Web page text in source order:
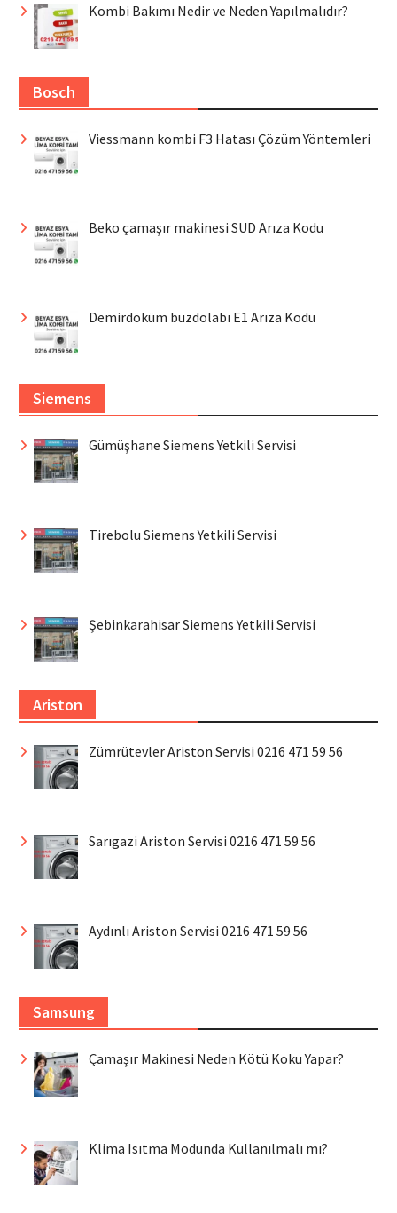
Kombi Bakımı Nedir ve Neden Yapılmalıdır?
Bosch
Viessmann kombi F3 Hatası Çözüm Yöntemleri
Beko çamaşır makinesi SUD Arıza Kodu
Demirdöküm buzdolabı E1 Arıza Kodu
Siemens
Gümüşhane Siemens Yetkili Servisi
Tirebolu Siemens Yetkili Servisi
Şebinkarahisar Siemens Yetkili Servisi
Ariston
Zümrütevler Ariston Servisi 0216 471 59 56
Sarıgazi Ariston Servisi 0216 471 59 56
Aydınlı Ariston Servisi 0216 471 59 56
Samsung
Çamaşır Makinesi Neden Kötü Koku Yapar?
Klima Isıtma Modunda Kullanılmalı mı?